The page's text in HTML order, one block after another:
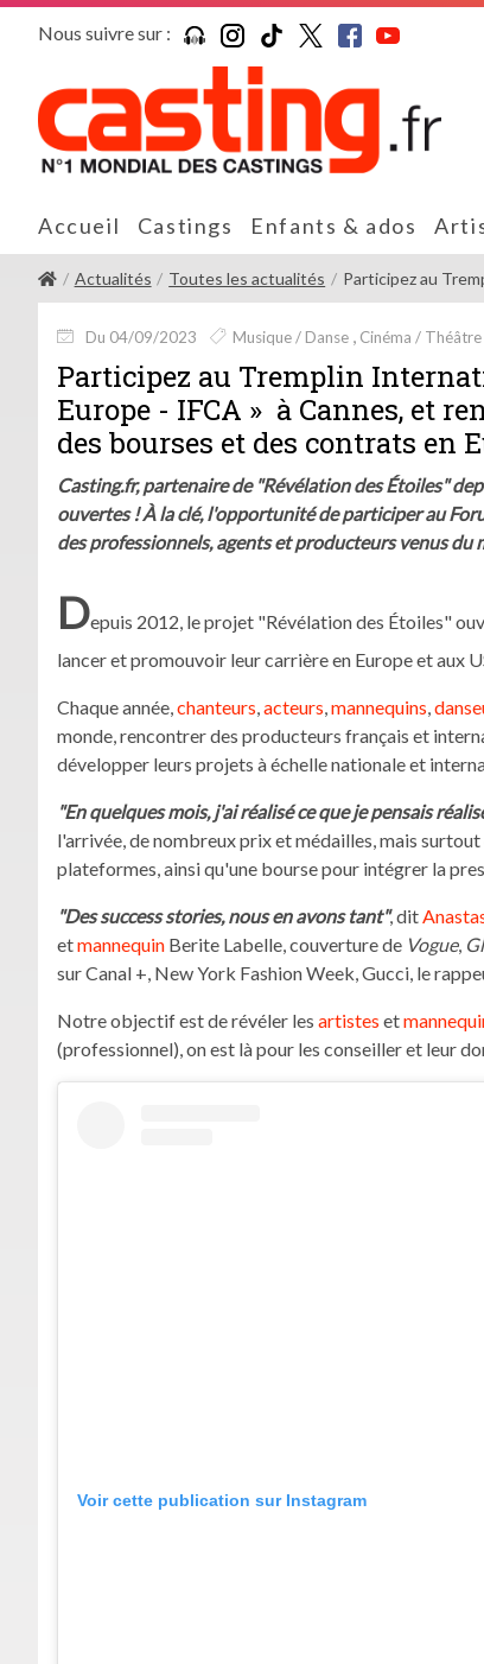
Nous suivre sur :
Accueil Castings Enfants & ados
Actualités Toutes les actualités Participez au
Du 04/09/2023 Musique / Danse Cinéma / Théâtre
Participez au Tremplin
Europe - IFCA » à Cannes, et
des bourses et des contrats en
Casting.fr, partenaire de "Révélation des Étoiles"
ouvertes ! À la clé, l'opportunité de participer au
des professionnels, agents et producteurs venus
Depuis 2012, le projet "Révélation des Étoiles"
lancer et promouvoir leur carrière en Europe et aux
Chaque année,chanteurs,acteurs,mannequins,
monde, rencontrer des producteurs français et
développer leurs projets à échelle nationale et
"En quelques mois, j'ai réalisé ce que je pensais
l'arrivée, de nombreux prix et médailles, mais surtout
plateformes, ainsi qu'une bourse pour intégrer la
"Des success stories, nous en avons tant", dit
etmannequin Berite Labelle, couverture de Vogue,
sur Canal +, New York Fashion Week, Gucci, le
Notre objectif est de révéler les artistes et
(professionnel), on est là pour les conseiller et leur
Voir cette publication sur Instagram